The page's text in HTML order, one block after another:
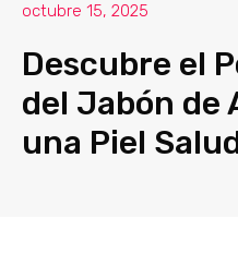
octubre 15, 2025
Descubre el
del Jabón de
una Piel